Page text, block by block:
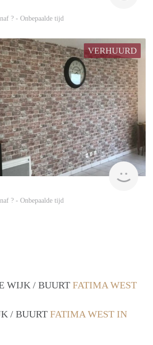
? - Onbepaalde tijd
VERHUURD
? - Onbepaalde tijd
WIJK / BUURT FATIMA WEST
/ BUURT FATIMA WEST IN